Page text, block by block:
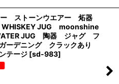
ストーンウエアー 炻器
JUG moonshine
JUG 陶器 ジャグ フ
ーデニング クラックあり
テージ [sd-983]